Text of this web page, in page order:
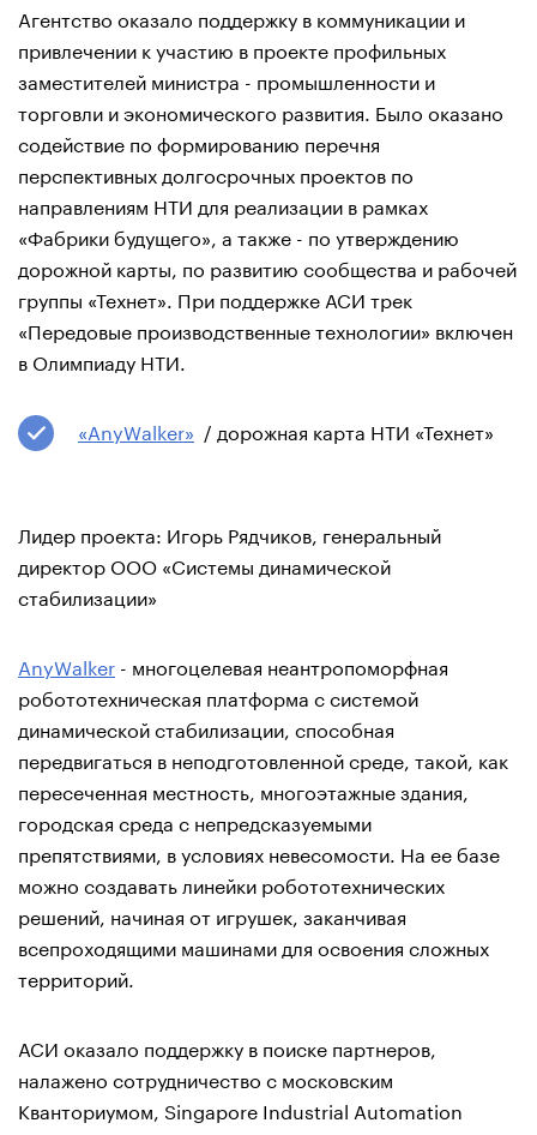
Агентство оказало поддержку в коммуникации и
привлечении к участию в проекте профильных
заместителей министра - промышленности и
торговли и экономического развития. Было оказано
содействие по формированию перечня
перспективных долгосрочных проектов по
направлениям НТИ для реализации в рамках
«Фабрики будущего», а также - по утверждению
дорожной карты, по развитию сообщества и рабочей
группы «Технет». При поддержке АСИ трек
«Передовые производственные технологии» включен
в Олимпиаду НТИ.
«AnyWalker» / дорожная карта НТИ «Технет»
Лидер проекта: Игорь Рядчиков, генеральный
директор ООО «Системы динамической
стабилизации»
AnyWalker - многоцелевая неантропоморфная
робототехническая платформа с системой
динамической стабилизации, способная
передвигаться в неподготовленной среде, такой, как
пересеченная местность, многоэтажные здания,
городская среда с непредсказуемыми
препятствиями, в условиях невесомости. На ее базе
можно создавать линейки робототехнических
решений, начиная от игрушек, заканчивая
всепроходящими машинами для освоения сложных
территорий.
АСИ оказало поддержку в поиске партнеров,
налажено сотрудничество с московским
Кванториумом, Singapore Industrial Automation